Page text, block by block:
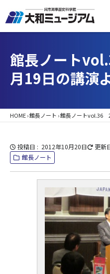
館長ノート
月19日の講演
HOME›館長ノート ›館長ノートvol.36
投稿日 2012年10月20日 更新
館長ノート